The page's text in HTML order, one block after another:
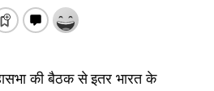
की बैठक से इतर भारत के